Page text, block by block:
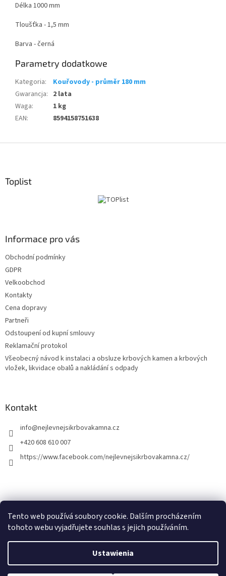
Tento web používá soubory cookie. Dalším procházením
tohoto webu vyjadřujete souhlas s jejich používáním.
Ustawienia
Délka 1000 mm
Tloušťka - 1,5 mm
Barva - černá
Parametry dodatkowe
Kategoria:
Kouřovody - průměr 180 mm
Gwarancja: 2 lata
Waga:
1 kg
EAN: 8594158751638
pToplist
Informace pro vás
Obchodní podmínky
GDPR
Velkoobchod
Kontakty
Cena dopravy
Partneři
Odstoupení od kupní smlouvy
Reklamační protokol
Všeobecný návod k instalaci a obsluze krbových kamen a krbových
vložek, likvidace obalů a nakládání s odpady
Kontakt
info@nejlevnejsikrbovakamna.cz
+420 608 610 007
https://www.facebook.com/nejlevnejsikrbovakamna.cz/